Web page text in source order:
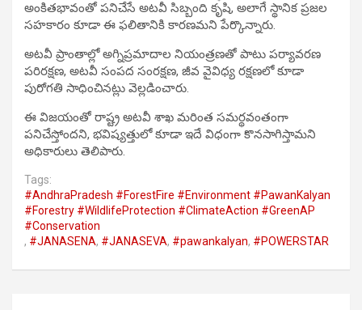
అంకితభావంతో పనిచేసే అటవీ సిబ్బంది కృషి, అలాగే స్థానిక ప్రజల
సహకారం కూడా ఈ ఫలితానికి కారణమని పేర్కొన్నారు.
అటవీ ప్రాంతాల్లో అగ్నిప్రమాదాల నియంత్రణతో పాటు పర్యావరణ
పరిరక్షణ, అటవీ సంపద సంరక్షణ, జీవ వైవిధ్య రక్షణలో కూడా
పురోగతి సాధించినట్లు వెల్లడించారు.
ఈ విజయంతో రాష్ట్ర అటవీ శాఖ మరింత సమర్థవంతంగా
పనిచేస్తోందని, భవిష్యత్తులో కూడా ఇదే విధంగా కొనసాగిస్తామని
అధికారులు తెలిపారు.
Tags:
#AndhraPradesh #ForestFire #Environment #PawanKalyan
#Forestry #WildlifeProtection #ClimateAction #GreenAP
#Conservation
, #JANASENA, #JANASEVA, #pawankalyan, #POWERSTAR